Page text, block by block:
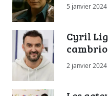
5 janvier 2024
Cyril
2 janvier 2024